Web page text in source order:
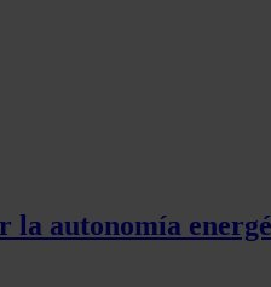
la autonomía